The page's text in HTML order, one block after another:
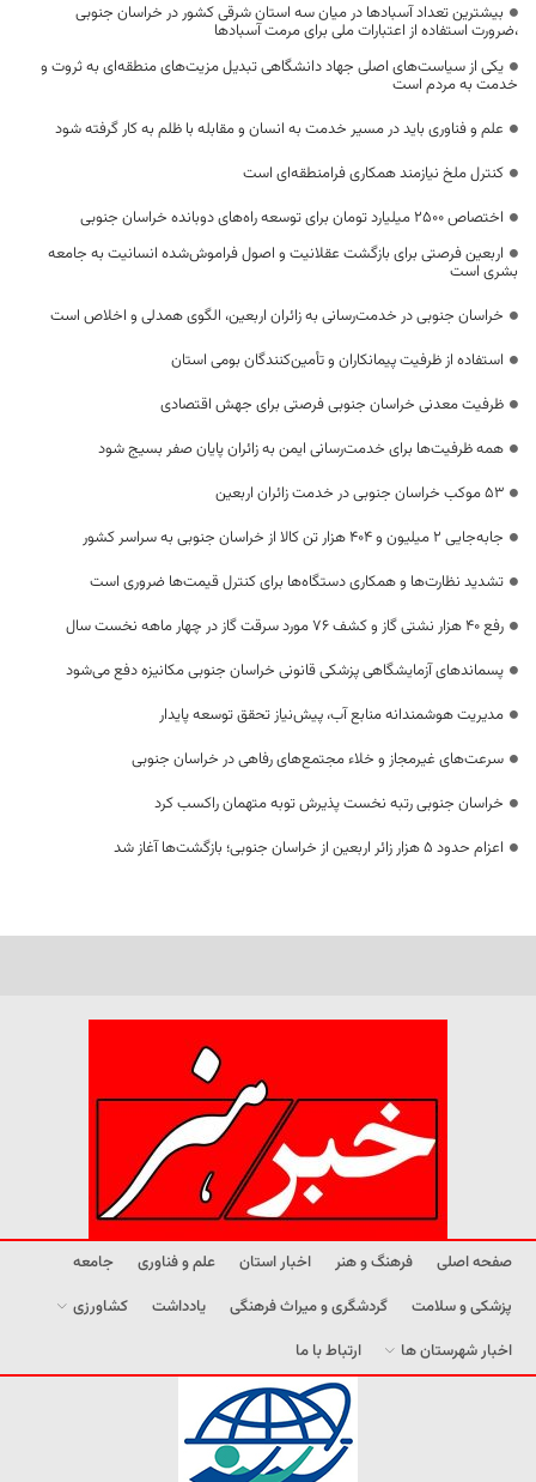
بیشترین تعداد آسبادها در میان سه استان شرقی کشور در خراسان جنوبی
،ضرورت استفاده از اعتبارات ملی برای مرمت آسبادها
یکی از سیاست‌های اصلی جهاد دانشگاهی تبدیل مزیت‌های منطقه‌ای به ثروت و
خدمت به مردم است
علم و فناوری باید در مسیر خدمت به انسان و مقابله با ظلم به کار گرفته شود
کنترل ملخ نیازمند همکاری فرامنطقه‌ای است
اختصاص 2500 میلیارد تومان برای توسعه راه‌های دوبانده خراسان جنوبی
اربعین فرصتی برای بازگشت عقلانیت و اصول فراموش‌شده انسانیت به جامعه
بشری است
خراسان جنوبی در خدمت‌رسانی به زائران اربعین، الگوی همدلی و اخلاص است
استفاده از ظرفیت پیمانکاران و تأمین‌کنندگان بومی استان
ظرفیت معدنی خراسان جنوبی فرصتی برای جهش اقتصادی
همه ظرفیت‌ها برای خدمت‌رسانی ایمن به زائران پایان صفر بسیج شود
53 موکب خراسان جنوبی در خدمت زائران اربعین
جابه‌جایی 2 میلیون و 404 هزار تن کالا از خراسان جنوبی به سراسر کشور
تشدید نظارت‌ها و همکاری دستگاه‌ها برای کنترل قیمت‌ها ضروری است
رفع 40 هزار نشتی گاز و کشف 76 مورد سرقت گاز در چهار ماهه نخست سال
پسماندهای آزمایشگاهی پزشکی قانونی خراسان جنوبی مکانیزه دفع می‌شود
مدیریت هوشمندانه منابع آب، پیش‌نیاز تحقق توسعه پایدار
سرعت‌های غیرمجاز و خلاء مجتمع‌های رفاهی در خراسان جنوبی
خراسان جنوبی رتبه نخست پذیرش توبه متهمان راکسب کرد
اعزام حدود 5 هزار زائر اربعین از خراسان جنوبی؛ بازگشت‌ها آغاز شد
صفحه اصلی فرهنگ و هنر اخبار استان علم و فناوری
جامعه
پزشکی و سلامت
گردشگری و میراث فرهنگی یادداشت
کشاورزی
اخبار شهرستان ها
ارتباط با ما